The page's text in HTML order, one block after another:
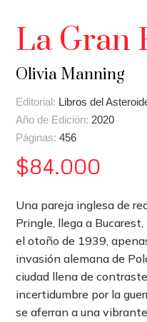
La Gran
Olivia Manning
Editorial: Libros del
Año de Edición: 2020
Páginas:456
$84.000
Una pareja inglesa de
Pringle, llega a
el otoño de 1939,
invasión alemana de
ciudad llena de
incertidumbre por la
se aferran a una